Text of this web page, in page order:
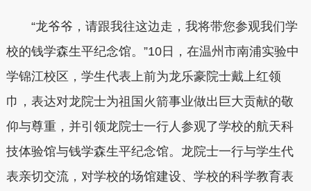
“龙爷爷，请跟我往这边走，我将带您参观我们学
校的钱学森生平纪念馆。”10日，在温州市南浦实验中
学锦江校区，学生代表上前为龙乐豪院士戴上红领
巾，表达对龙院士为祖国火箭事业做出巨大贡献的敬
仰与尊重，并引领龙院士一行人参观了学校的航天科
技体验馆与钱学森生平纪念馆。龙院士一行与学生代
表亲切交流，对学校的场馆建设、学校的科学教育表